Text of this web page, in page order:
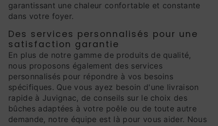
garantissant une chaleur confortable et constante
dans votre foyer.
Des services personnalisés pour une
satisfaction garantie
En plus de notre gamme de produits de qualité,
nous proposons également des services
personnalisés pour répondre à vos besoins
spécifiques. Que vous ayez besoin d'une livraison
rapide à Juvignac, de conseils sur le choix des
bûches adaptées à votre poêle ou de toute autre
demande, notre équipe est là pour vous aider. Nous